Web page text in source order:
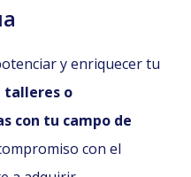
y enriquecer tu
talleres o
con tu campo de
con el